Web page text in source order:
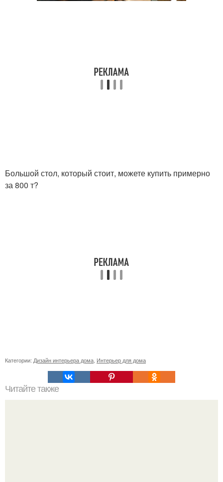
Большой стол, который стоит, можете купить примерно
за 800 т?
Категории: Дизайн интерьера дома Интерьер для дома
Читайте также